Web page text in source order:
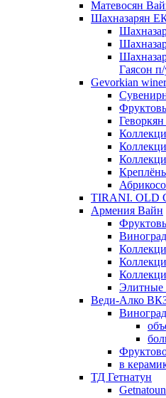
Матевосян
Шахназарян
Гаясон
Gevorkian
TIRANI. OLD
Армения Вайн
Элитные
Веди-Алко
в
ТД Гетнатун
Getnatoun